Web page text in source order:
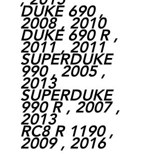
DUKE 690 ,
2008 , 2010
DUKE 690 R ,
2011 , 2011
SUPERDUKE
990 , 2005 ,
2013
SUPERDUKE
990 R , 2007 ,
2013
RC8 R 1190 ,
2009 , 2016